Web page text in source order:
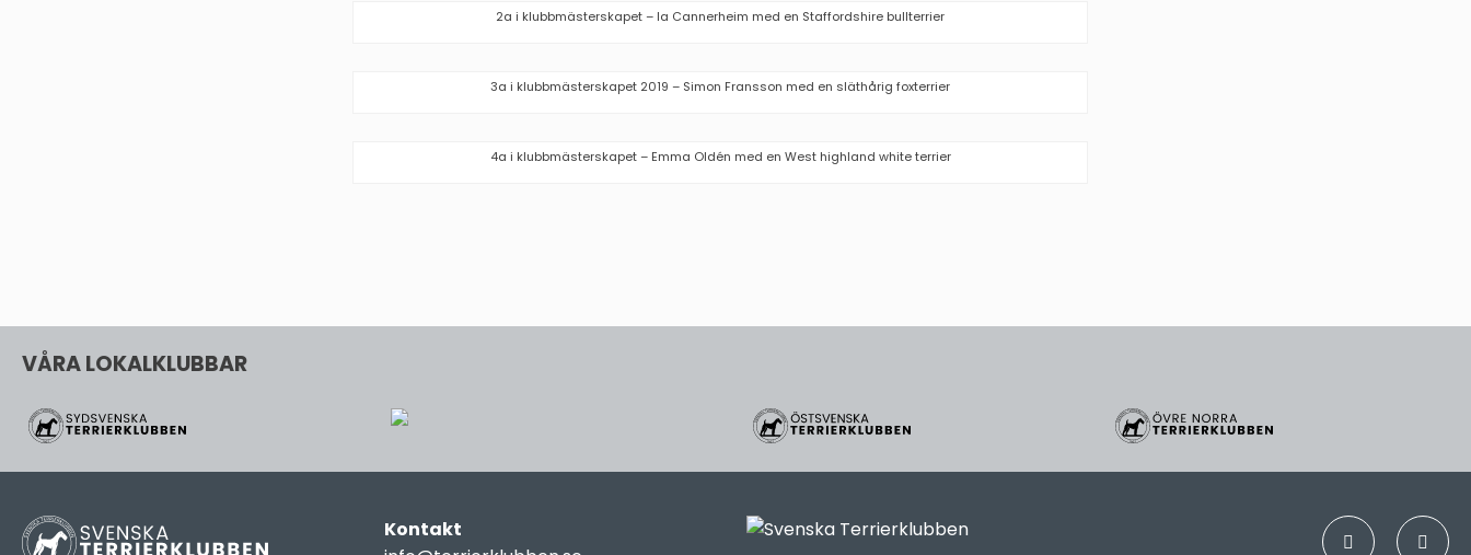
2a i klubbmästerskapet – Ia Cannerheim med en Staffordshire bullterrier
3a i klubbmästerskapet 2019 – Simon Fransson med en släthårig foxterrier
4a i klubbmästerskapet – Emma Oldén med en West highland white terrier
VÅRA LOKALKLUBBAR
Kontakt